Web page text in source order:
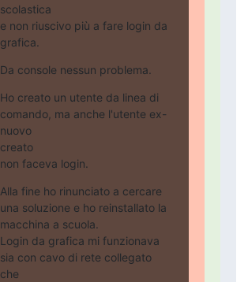
scolastica
e non riuscivo più a fare login da
grafica.
Da console nessun problema.
Ho creato un utente da linea di
comando, ma anche l'utente ex-
nuovo
creato
non faceva login.
Alla fine ho rinunciato a cercare
una soluzione e ho reinstallato la
macchina a scuola.
Login da grafica mi funzionava
sia con cavo di rete collegato
che